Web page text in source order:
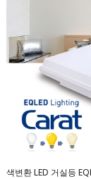
색변환 LED 거실등